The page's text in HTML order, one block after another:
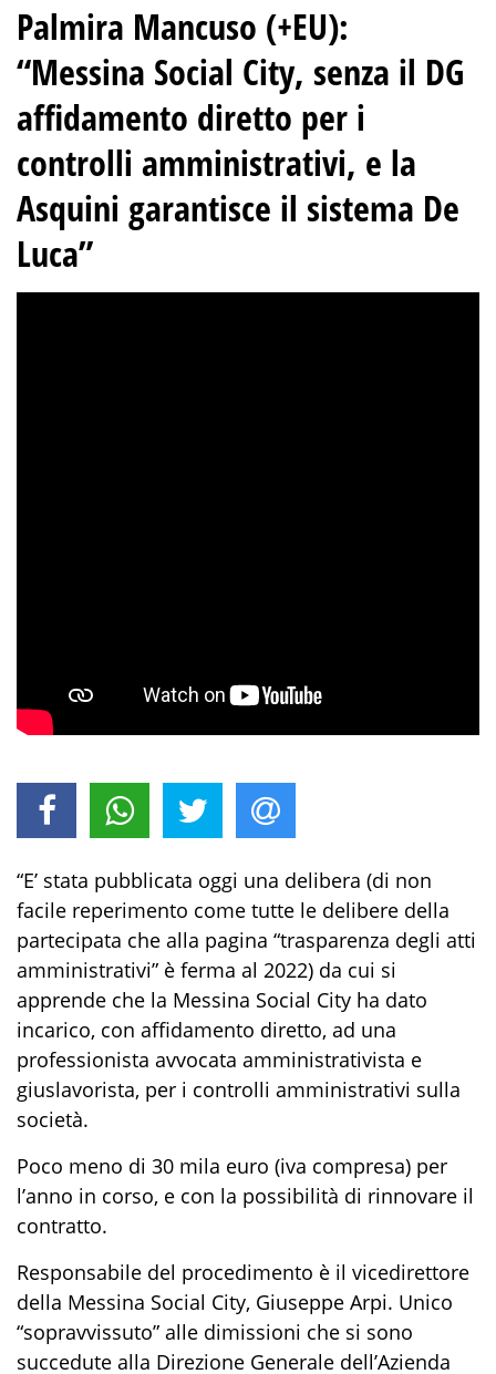
Palmira Mancuso (+EU):
“Messina Social City, senza il DG
affidamento diretto per i
controlli amministrativi, e la
Asquini garantisce il sistema De
Luca”
“E’ stata pubblicata oggi una delibera (di non
facile reperimento come tutte le delibere della
partecipata che alla pagina “trasparenza degli atti
amministrativi” è ferma al 2022) da cui si
apprende che la Messina Social City ha dato
incarico, con affidamento diretto, ad una
professionista avvocata amministrativista e
giuslavorista, per i controlli amministrativi sulla
società.
Poco meno di 30 mila euro (iva compresa) per
l’anno in corso, e con la possibilità di rinnovare il
contratto.
Responsabile del procedimento è il vicedirettore
della Messina Social City, Giuseppe Arpi. Unico
“sopravvissuto” alle dimissioni che si sono
succedute alla Direzione Generale dell’Azienda